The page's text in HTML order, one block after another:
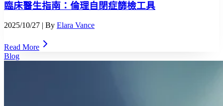
臨床醫生指南：倫理自閉症篩檢工具
2025/10/27 | By Elara Vance
Read More
Blog